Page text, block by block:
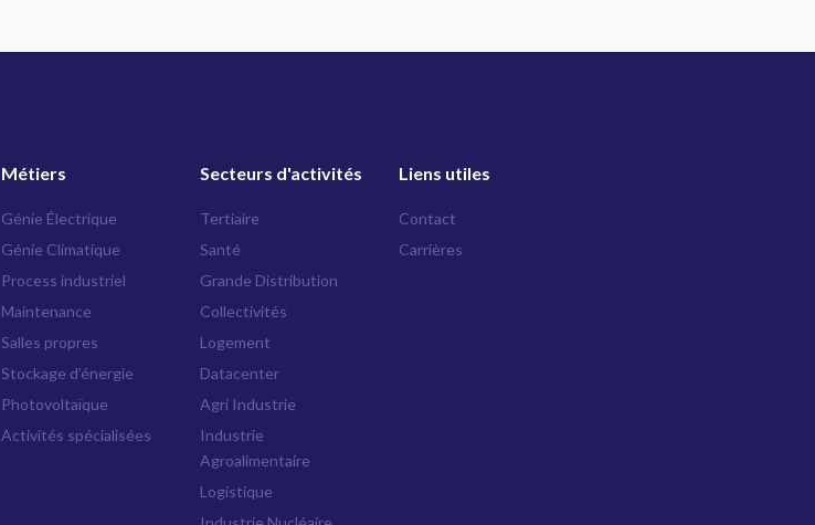
Métiers
Génie Électrique
Génie Climatique
Process industriel
Maintenance
Salles propres
Stockage d’énergie
Photovoltaïque
Activités spécialisées
Secteurs d'activités
Tertiaire
Santé
Grande Distribution
Collectivités
Logement
Datacenter
Agri Industrie
Industrie
Agroalimentaire
Logistique
Liens utiles
Contact
Carrières